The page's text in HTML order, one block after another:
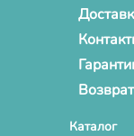
Каталог